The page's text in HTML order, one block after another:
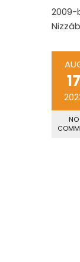
2009-
17
NO